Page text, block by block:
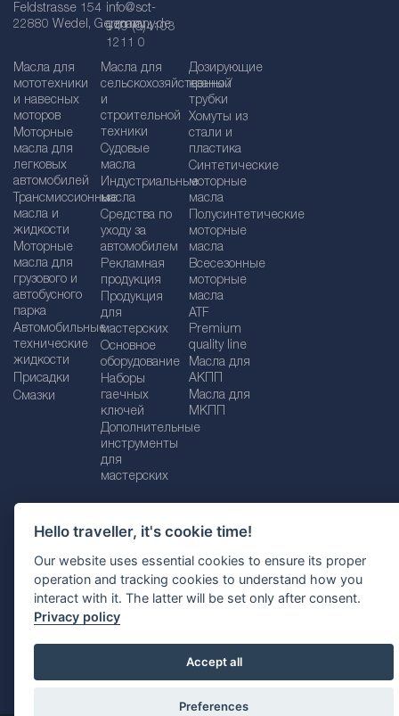
Hello traveller, it's cookie time!
Our website uses essential cookies to ensure its proper
operation and tracking cookies to understand how you
interact with it. The latter will be set only after consent.
Privacy policy
Accept all
Preferences
Feldstrasse 154
22880 Wedel, Germany
info@sct-
germany.de
+49 (0)4103
1211 0
Масла для
мототехники
и навесных
моторов
Моторные
масла для
легковых
автомобилей
Трансмиссионные
масла и
жидкости
Моторные
масла для
грузового и
автобусного
парка
Автомобильные
технические
жидкости
Присадки
Смазки
Масла для
сельскохозяйственной
и
строительной
техники
Судовые
масла
Индустриальные
масла
Средства по
уходу за
автомобилем
Рекламная
продукция
Продукция
для
мастерских
Основное
оборудование
Наборы
гаечных
ключей
Дополнительные
инструменты
для
мастерских
Дозирующие
краны /
трубки
Хомуты из
стали и
пластика
Синтетические
моторные
масла
Полусинтетические
моторные
масла
Bсесезонные
моторные
масла
ATF
Premium
quality line
Масла для
АКПП
Масла для
МКПП
Политика конфиденциальности
Политика файлов Cookie Выбор страны